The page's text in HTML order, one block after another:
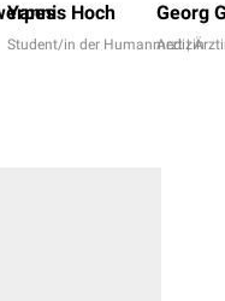
Yannis Hoch
Student/in der Humanmedizin
Georg
Arzt |